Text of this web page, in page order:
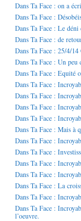
Dans Ta Face : on a
Dans Ta Face :
Dans Ta Face : Le déni
Dans Ta Face : de
Dans Ta Face : 25/4/
Dans Ta Face : Un peu
Dans Ta Face : Equité
Dans Ta Face :
Dans Ta Face :
Dans Ta Face :
Dans Ta Face :
Dans Ta Face : Mais à
Dans Ta Face :
Dans Ta Face :
Dans Ta Face :
Dans Ta Face :
Dans Ta Face : La
Dans Ta Face :
Dans Ta Face :
l’oeuvre.